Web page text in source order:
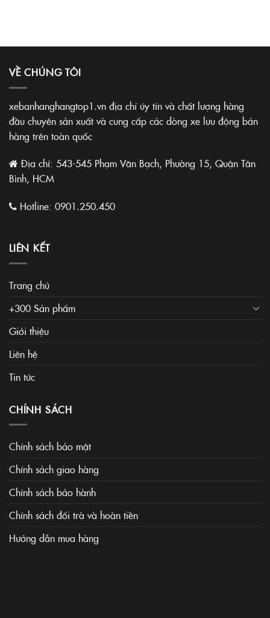
VỀ CHÚNG TÔI
xebanhanghangtop1.vn địa chỉ úy tín và chất lượng hàng
đầu chuyên sản xuất và cung cấp các dòng xe lưu động bán
hàng trên toàn quốc
Địa chỉ: 543-545 Phạm Văn Bạch, Phường 15, Quận Tân
Bình, HCM
Hotline: 0901.250.450
LIÊN KẾT
Trang chủ
+300 Sản phẩm
Giới thiệu
Liên hệ
Tin tức
CHÍNH SÁCH
Chính sách bảo mật
Chính sách giao hàng
Chính sách bảo hành
Chính sách đổi trà và hoàn tiền
Hướng dẫn mua hàng